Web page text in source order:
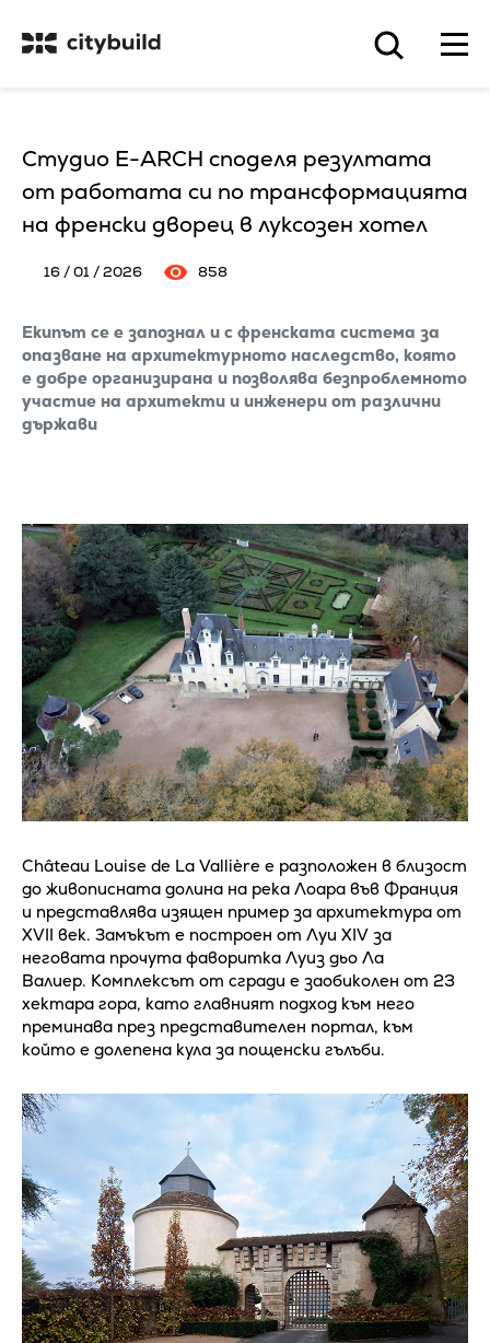
Студио E-ARCH споделя резултата
от работата си по трансформацията
на френски дворец в луксозен хотел
16 / 01 / 2026 858
Екипът се е запознал и с френската система за
опазване на архитектурното наследство, която
е добре организирана и позволява безпроблемното
участие на архитекти и инженери от различни
държави
Château Louise de La Vallière е разположен в близост
до живописната долина на река Лоара във Франция
и представлява изящен пример за архитектура от
XVII век. Замъкът е построен от Луи XIV за
неговата прочута фаворитка Луиз дьо Ла
Валиер. Комплексът от сгради е заобиколен от 23
хектара гора, като главният подход към него
преминава през представителен портал, към
който е долепена кула за пощенски гълъби.